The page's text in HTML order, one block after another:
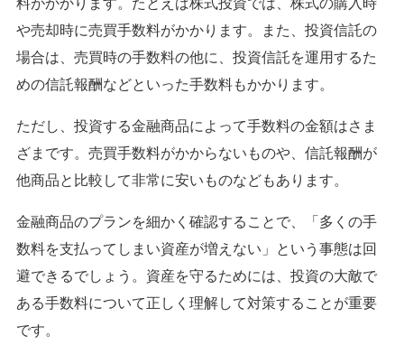
や売却時に売買手数料がかかります。また、投資信託の
場合は、売買時の手数料の他に、投資信託を運用するた
めの信託報酬などといった手数料もかかります。
ただし、投資する金融商品によって手数料の金額はさま
ざまです。売買手数料がかからないものや、信託報酬が
他商品と比較して非常に安いものなどもあります。
金融商品のプランを細かく確認することで、「多くの手
数料を支払ってしまい資産が増えない」という事態は回
避できるでしょう。資産を守るためには、投資の大敵で
ある手数料について正しく理解して対策することが重要
です。